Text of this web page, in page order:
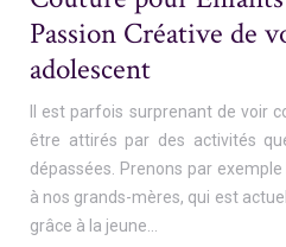
Passion Créative de
adolescent
Il est parfois surprenant de voir
être attirés par des activités
dépassées. Prenons par
à nos grands-mères, qui est
grâce à la jeune…